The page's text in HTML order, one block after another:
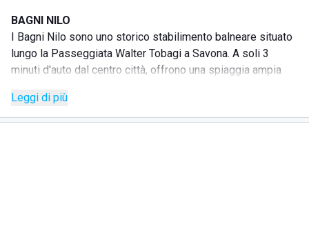
BAGNI NILO
I Bagni Nilo sono uno storico stabilimento balneare situato
lungo la Passeggiata Walter Tobagi a Savona. A soli 3
minuti d'auto dal centro città, offrono una spiaggia ampia
qualità. Ideale per chi cerca relax, attività acquatiche e una
cucina tipica ligure con vista sul mare.
Leggi di più